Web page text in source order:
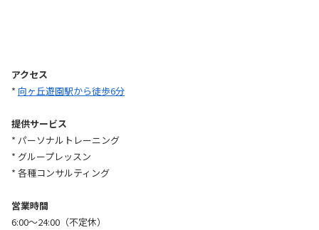
アクセス
* 向ヶ丘遊園駅から徒歩6分
提供サービス
* パーソナルトレーニング
* グループレッスン
* 各種コンサルティング
営業時間
6:00〜24:00（不定休）